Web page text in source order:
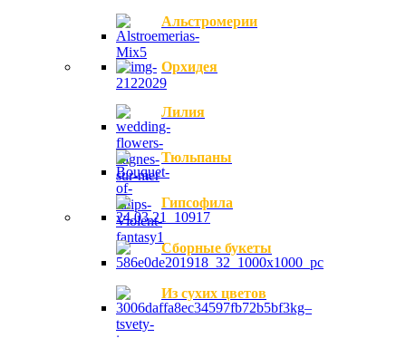
Альстромерии
Орхидея
Лилия
Тюльпаны
Гипсофила
Сборные букеты
Из сухих цветов